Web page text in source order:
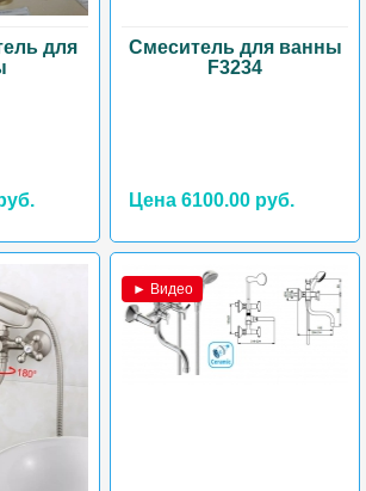
для
Смеситель для ванны
F3234
Цена 6100.00 руб.
► Видео